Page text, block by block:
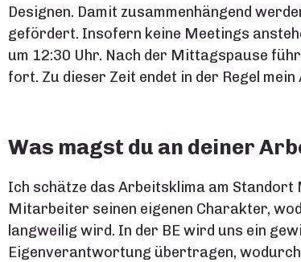
Designen. Damit zusammenhängend
gefördert. Insofern keine Meetings
um 12:30 Uhr. Nach der Mittagspause
fort. Zu dieser Zeit endet in der Regel
Was magst du an deiner
Ich schätze das Arbeitsklima am
Mitarbeiter seinen eigenen Charakter,
langweilig wird. In der BE wird uns ein
Eigenverantwortung übertragen, wodurch